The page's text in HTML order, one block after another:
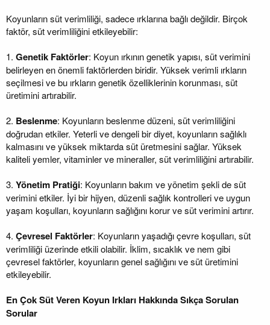
Koyunların süt verimliliği, sadece ırklarına bağlı değildir. Birçok
faktör, süt verimliliğini etkileyebilir:
1. Genetik Faktörler: Koyun ırkının genetik yapısı, süt verimini
belirleyen en önemli faktörlerden biridir. Yüksek verimli ırkların
seçilmesi ve bu ırkların genetik özelliklerinin korunması, süt
üretimini artırabilir.
2. Beslenme: Koyunların beslenme düzeni, süt verimliliğini
doğrudan etkiler. Yeterli ve dengeli bir diyet, koyunların sağlıklı
kalmasını ve yüksek miktarda süt üretmesini sağlar. Yüksek
kaliteli yemler, vitaminler ve mineraller, süt verimliliğini artırabilir.
3. Yönetim Pratiği: Koyunların bakım ve yönetim şekli de süt
verimini etkiler. İyi bir hijyen, düzenli sağlık kontrolleri ve uygun
yaşam koşulları, koyunların sağlığını korur ve süt verimini artırır.
4. Çevresel Faktörler: Koyunların yaşadığı çevre koşulları, süt
verimliliği üzerinde etkili olabilir. İklim, sıcaklık ve nem gibi
çevresel faktörler, koyunların genel sağlığını ve süt üretimini
etkileyebilir.
En Çok Süt Veren Koyun Irkları Hakkında Sıkça Sorulan
Sorular